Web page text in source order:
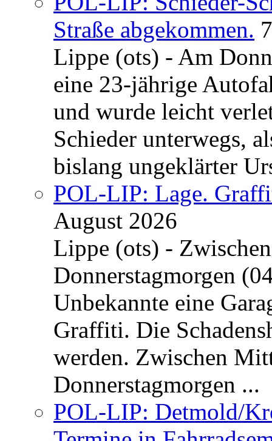
Straße abgekommen.
Lippe (ots) - Am
eine 23-jährige
und wurde leicht
Schieder unterwegs,
bislang ungeklärter
POL-LIP: Lage.
August 2026
Lippe (ots) -
Donnerstagmorgen
Unbekannte eine
Graffiti. Die
werden. Zwischen
Donnerstagmorgen ...
POL-LIP: Detmold/